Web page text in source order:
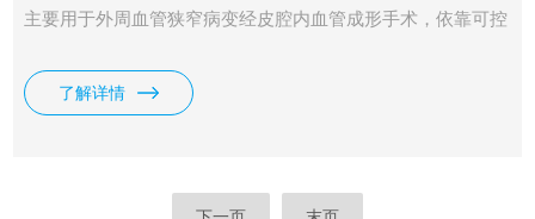
主要用于外周血管狭窄病变经皮腔内血管成形手术，依靠可控
狭窄修复，是外周介入手术中的基础核心器械。
了解详情